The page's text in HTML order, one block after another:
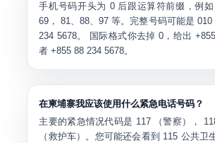
手机号码开头为 0后跟运算符前缀，例如
69， 81、88、97 等。完整号码可能是 010
234 5678。 国际格式你去掉 0，给出
者+855 88 234 5678。
在柬埔寨我应该使用什么紧急电话号码？
主要的紧急情况代码是 117（警察），
（救护车）。您可能还会看到 115 公共卫